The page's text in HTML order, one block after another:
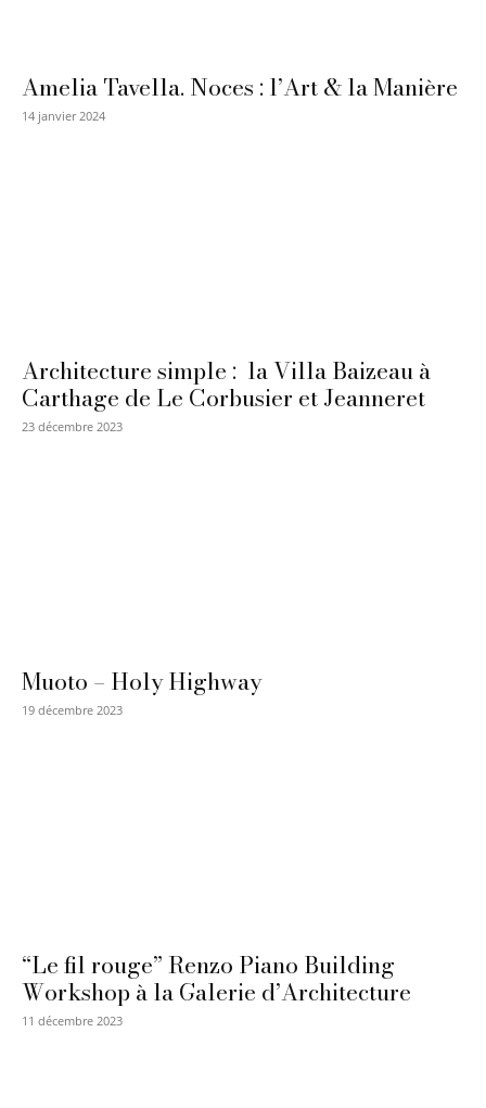
Amelia Tavella. Noces : l’Art & la Manière
14 janvier 2024
Architecture simple : la Villa Baizeau à
Carthage de Le Corbusier et Jeanneret
23 décembre 2023
Muoto – Holy Highway
19 décembre 2023
“Le fil rouge” Renzo Piano Building
Workshop à la Galerie d’Architecture
11 décembre 2023